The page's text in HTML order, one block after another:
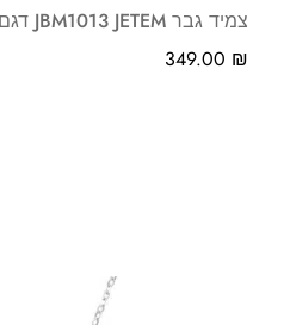
צמיד גבר JBM1013 JETEM דגם "דניאל"
349.00 ₪